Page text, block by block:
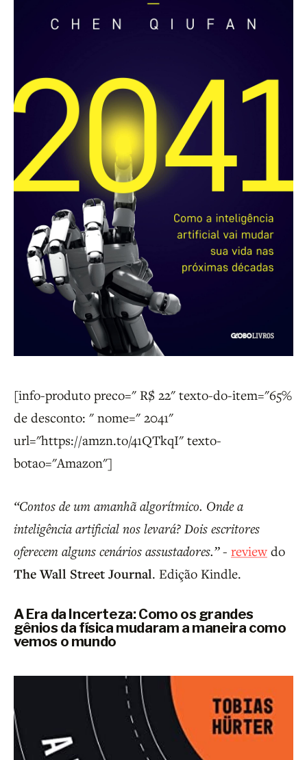
[info-produto preco=" R$ 22" texto-do-item="65%
de desconto: " nome=" 2041"
url="https://amzn.to/41QTkqI" texto-
botao="Amazon"]
“Contos de um amanhã algorítmico. Onde a
inteligência artificial nos levará? Dois escritores
oferecem alguns cenários assustadores.”- review do
The Wall Street Journal. Edição Kindle.
A Era da Incerteza: Como os grandes
gênios da física mudaram a maneira como
vemos o mundo